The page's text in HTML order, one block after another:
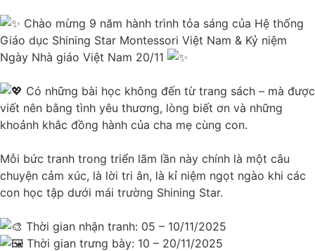
Chào mừng 9 năm hành trình tỏa sáng của Hệ thống
Giáo dục Shining Star Montessori Việt Nam & Kỷ niệm
Ngày Nhà giáo Việt Nam 20/11
Có những bài học không đến từ trang sách – mà được
viết nên bằng tình yêu thương, lòng biết ơn và những
khoảnh khắc đồng hành của cha mẹ cùng con.
Mỗi bức tranh trong triển lãm lần này chính là một câu
chuyện cảm xúc, là lời tri ân, là kỉ niệm ngọt ngào khi các
con học tập dưới mái trường Shining Star.
Thời gian nhận tranh: 05 – 10/11/2025
Thời gian trưng bày: 10 – 20/11/2025